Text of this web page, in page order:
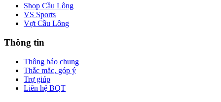
Shop Cầu Lông
VS Sports
Vợt Cầu Lông
Thông tin
Thông báo chung
Thắc mắc, góp ý
Trợ giúp
Liên hệ BQT